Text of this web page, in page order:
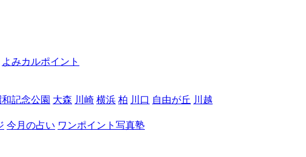
よみカルポイント
和記念公園 大森 川崎 横浜 柏 川口 自由が丘 川越
今月の占い ワンポイント写真塾